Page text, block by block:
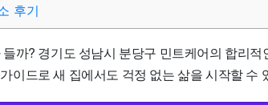
후기
까? 경기도 성남시 분당구 민트케어의 합리
이드로 새 집에서도 걱정 없는 삶을 시작할 수